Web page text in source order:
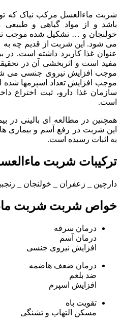
شربت ماءالعسل مرکب نیاک که
باشد و از مواد گیاهی و طبیعی
خولنجان و … تشکیل شده موجب
می شود. این شربت از قدیم چه به
عنوان غذا کاربرد داشته است.
مفید است و اثربخشی آن در
موجب افزایش نیروی جنسی می
موجب افزایش تعداد اسپرمها
سازمان غذا دارو، ثبت اختراع
است.
همچنین در مطالعه ای بالینی در
این شربت در رفع آسم و بیماری
به اثبات رسیده است.
ترکیبات شربت
دارچین _ زعفران _ خولنجان _
خواص شربت شربت
درمان سرفه
درمان آسم
افزایش نیروی جنسی
درمان ضعف هاضمه
ضد بلغم
افزایش اسپرم
تقویت باه
مسکن التهاب و تشنگی